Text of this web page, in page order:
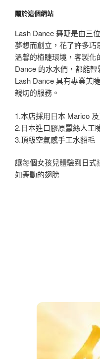
關於這個網站
Lash Dance 舞睫是由三
夢想而創立，花了許多
溫馨的植睫環境，客製化
Dance 的水水們，都能
Lash Dance 具有專業美
親切的服務。
1.本店採用日本 Marico
2.日本進口膠原蠶絲人工
3.頂級空氣感手工水貂毛
讓每個女孩兒體驗到日
如舞動的翅膀